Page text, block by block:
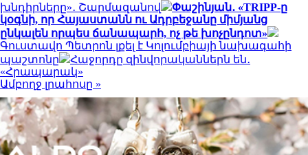
խնդիրները»․ Շարմազանով
Փաշինյան․ «TRIPP-ը
կօգնի, որ Հայաստանն ու Ադրբեջանը միմյանց
ընկալեն որպես ճանապարհ, ոչ թե խոչընդոտ»
Գուստավո Պետրոն լքել է Կոլումբիայի նախագահի
պաշտոնը
Հաջորդը զինվորականներն են․
«Հրապարակ»
Ամբողջ լրահոսը »